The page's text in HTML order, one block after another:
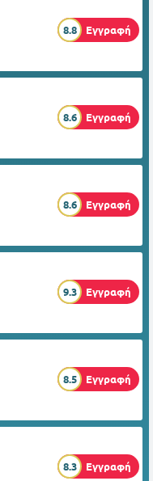
8.8 Εγγραφή
8.6 Εγγραφή
8.6 Εγγραφή
9.3 Εγγραφή
8.5 Εγγραφή
8.3 Εγγραφή